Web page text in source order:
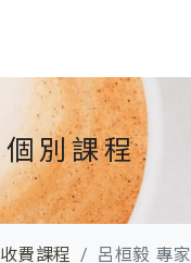
個別課程
收費課程 呂桓毅 專家